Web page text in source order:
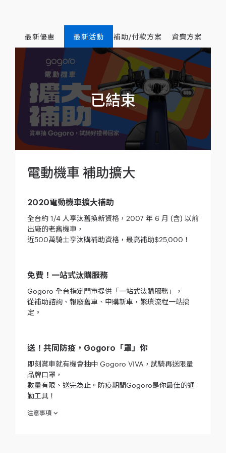
最新優惠 最新活動 補助/付款方案 資費方案
電動機車 補助擴大
2020電動機車擴大補助
全台約 1/4 人享汰舊換新資格，2007 年 6 月 (含) 以前
出廠的老舊機車，
近500萬騎士享汰購補助資格，最高補助$25,000！
免費！一站式汰購服務
Gogoro 全台指定門市提供「一站式汰購服務」，
從補助諮詢、報廢舊車、申購新車，繁瑣流程一站搞
定。
送！共同防疫，Gogoro「罩」你
即刻賞車就有機會抽中 Gogoro VIVA，試騎再送限量
品牌口罩，
數量有限、送完為止。防疫期間Gogoro是你最佳的通
勤工具！
注意事項